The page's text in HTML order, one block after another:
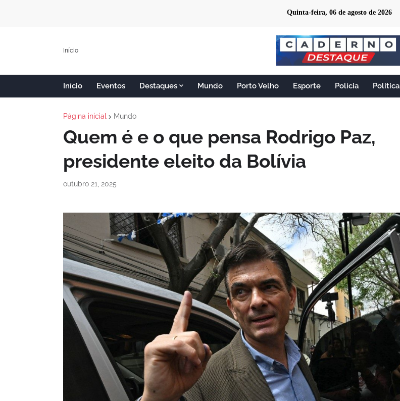
Quinta-feira, 06 de agosto de 2026
Início
Início Eventos Destaques Mundo Porto Velho Esporte Polícia Política
Página inicial Mundo
Quem é e o que pensa Rodrigo Paz,
presidente eleito da Bolívia
outubro 21, 2025